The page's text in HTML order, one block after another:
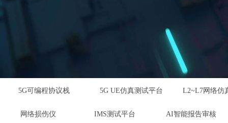
网络损伤仪 IMS测试平台 AI智能报告审核
5G可编程协议栈 5G UE仿真测试平台